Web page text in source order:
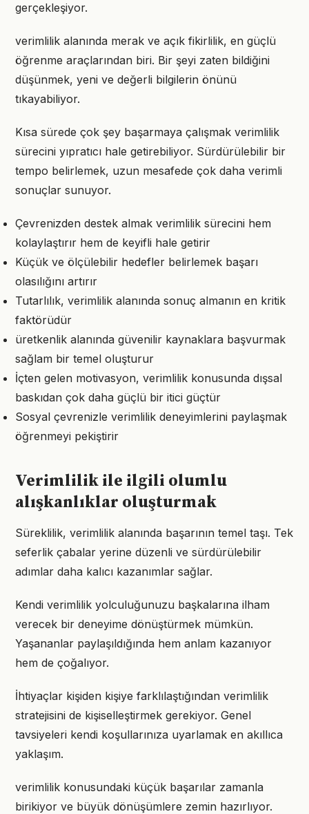
gerçekleşiyor.
verimlilik alanında merak ve açık fikirlilik, en güçlü
öğrenme araçlarından biri. Bir şeyi zaten bildiğini
düşünmek, yeni ve değerli bilgilerin önünü
tıkayabiliyor.
Kısa sürede çok şey başarmaya çalışmak verimlilik
sürecini yıpratıcı hale getirebiliyor. Sürdürülebilir bir
tempo belirlemek, uzun mesafede çok daha verimli
sonuçlar sunuyor.
Çevrenizden destek almak verimlilik sürecini hem
kolaylaştırır hem de keyifli hale getirir
Küçük ve ölçülebilir hedefler belirlemek başarı
olasılığını artırır
Tutarlılık, verimlilik alanında sonuç almanın en kritik
faktörüdür
üretkenlik alanında güvenilir kaynaklara başvurmak
sağlam bir temel oluşturur
İçten gelen motivasyon, verimlilik konusunda dışsal
baskıdan çok daha güçlü bir itici güçtür
Sosyal çevrenizle verimlilik deneyimlerini paylaşmak
öğrenmeyi pekiştirir
Verimlilik ile ilgili olumlu
alışkanlıklar oluşturmak
Süreklilik, verimlilik alanında başarının temel taşı. Tek
seferlik çabalar yerine düzenli ve sürdürülebilir
adımlar daha kalıcı kazanımlar sağlar.
Kendi verimlilik yolculuğunuzu başkalarına ilham
verecek bir deneyime dönüştürmek mümkün.
Yaşananlar paylaşıldığında hem anlam kazanıyor
hem de çoğalıyor.
İhtiyaçlar kişiden kişiye farklılaştığından verimlilik
stratejisini de kişiselleştirmek gerekiyor. Genel
tavsiyeleri kendi koşullarınıza uyarlamak en akıllıca
yaklaşım.
verimlilik konusundaki küçük başarılar zamanla
birikiyor ve büyük dönüşümlere zemin hazırlıyor.